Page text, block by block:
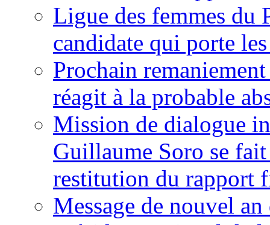
Ligue des femmes du
candidate qui porte
Prochain
réagit à la probable
Mission de dialogue
Guillaume Soro se
restitution du rapport
Message de nouvel